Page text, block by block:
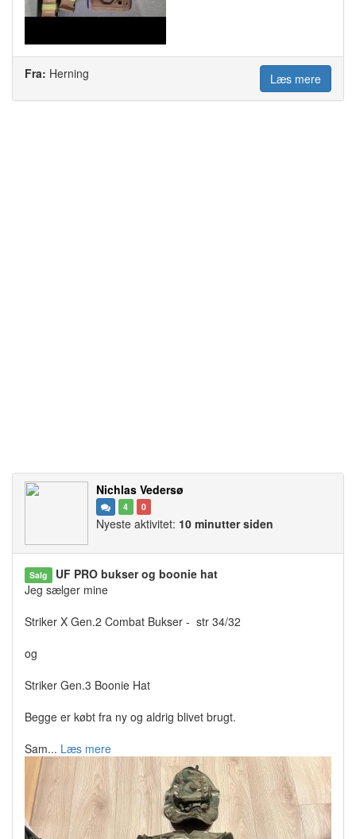
Fra: Herning Læs mere
Nichlas Vedersø
4 0
Nyeste aktivitet: 10 minutter siden
Salg
UF PRO bukser og boonie hat
Jeg sælger mine
Striker X Gen.2 Combat Bukser - str 34/32
og
Striker Gen.3 Boonie Hat
Begge er købt fra ny og aldrig blivet brugt.
Sam... Læs mere